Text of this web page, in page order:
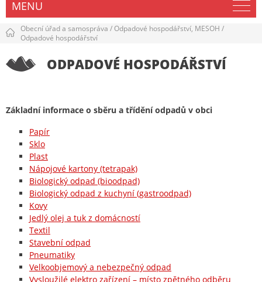
MENU
Obecní úřad a samospráva /Odpadové hospodářství, MESOH /
Odpadové hospodářství
ODPADOVÉ HOSPODÁŘSTVÍ
Základní informace o sběru a třídění odpadů v obci
Papír
Sklo
Plast
Nápojové kartony (tetrapak)
Biologický odpad (bioodpad)
Biologický odpad z kuchyní (gastroodpad)
Kovy
Jedlý olej a tuk z domácností
Textil
Stavební odpad
Pneumatiky
Velkoobjemový a nebezpečný odpad
Vysloužilé elektro zařízení – místo zpětného odběru